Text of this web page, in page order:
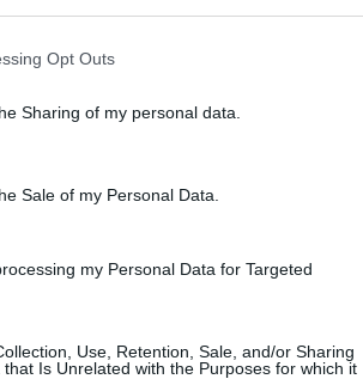
Opt Outs
Sharing of my personal data.
Sale of my Personal Data.
my Personal Data for Targeted
Use, Retention, Sale, and/or Sharing
Is Unrelated with the Purposes for which it
News και μάθετε πρώτοι
τα